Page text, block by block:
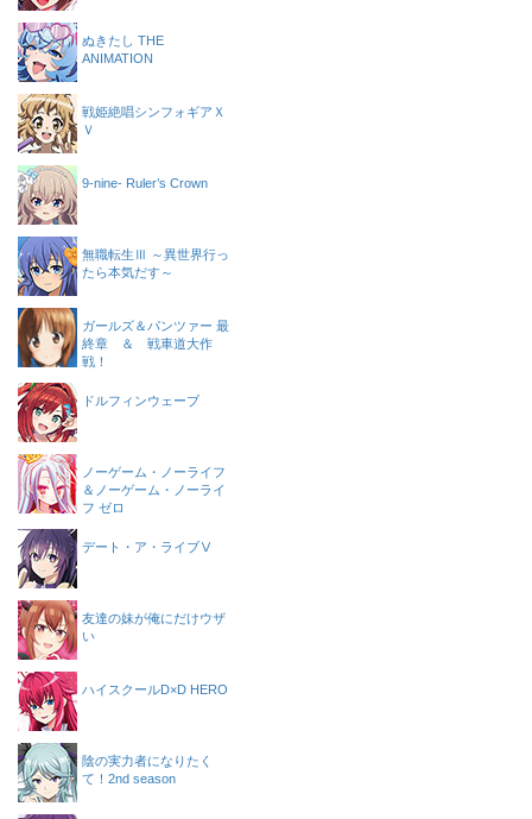
ぬきたし THE
ANIMATION
戦姫絶唱シンフォギアＸ
Ｖ
9-nine- Ruler’s Crown
無職転生Ⅲ ～異世界行っ
たら本気だす～
ガールズ＆パンツァー 最
終章 ＆ 戦車道大作
戦！
ドルフィンウェーブ
ノーゲーム・ノーライフ
＆ノーゲーム・ノーライ
フ ゼロ
デート・ア・ライブⅤ
友達の妹が俺にだけウザ
い
ハイスクールD×D HERO
陰の実力者になりたく
て！2nd season